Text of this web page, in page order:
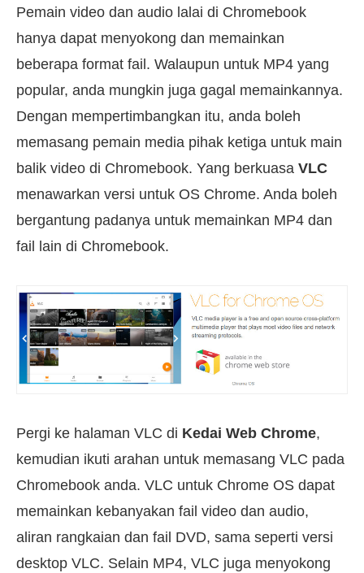
Pemain video dan audio lalai di Chromebook
hanya dapat menyokong dan memainkan
beberapa format fail. Walaupun untuk MP4 yang
popular, anda mungkin juga gagal memainkannya.
Dengan mempertimbangkan itu, anda boleh
memasang pemain media pihak ketiga untuk main
balik video di Chromebook. Yang berkuasa VLC
menawarkan versi untuk OS Chrome. Anda boleh
bergantung padanya untuk memainkan MP4 dan
fail lain di Chromebook.
Pergi ke halaman VLC di Kedai Web Chrome,
kemudian ikuti arahan untuk memasang VLC pada
Chromebook anda. VLC untuk Chrome OS dapat
memainkan kebanyakan fail video dan audio,
aliran rangkaian dan fail DVD, sama seperti versi
desktop VLC. Selain MP4, VLC juga menyokong